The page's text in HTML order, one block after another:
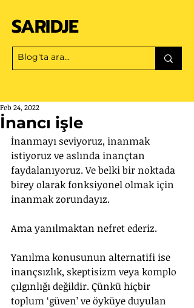
SARIDJE
İnancı işle
Feb 24, 2022
İnanmayı seviyoruz, inanmak
istiyoruz ve aslında inançtan
faydalanıyoruz. Ve belki bir noktada
birey olarak fonksiyonel olmak için
inanmak zorundayız.
Ama yanılmaktan nefret ederiz.
Yanılma konusunun alternatifi ise
inançsızlık, skeptisizm veya komplo
çılgınlığı değildir. Çünkü hiçbir
toplum ‘güven’ ve öyküye duyulan